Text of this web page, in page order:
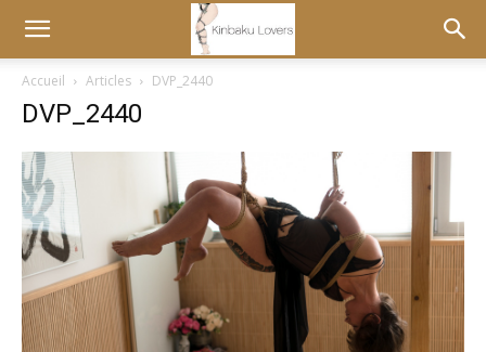
Accueil Articles DVP_2440
DVP_2440